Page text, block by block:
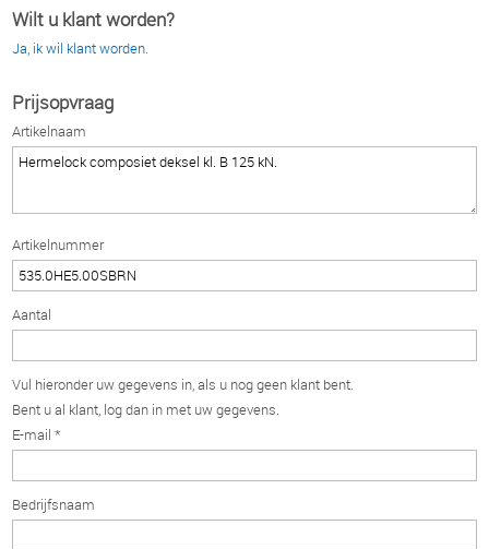
Wilt u klant worden?
Ja, ik wil klant worden.
Prijsopvraag
Artikelnaam
Artikelnummer
Aantal
Vul hieronder uw gegevens in, als u nog geen klant bent.
Bent u al klant, log dan in met uw gegevens.
E-mail *
Bedrijfsnaam